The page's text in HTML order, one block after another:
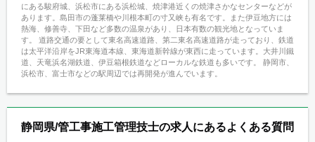
にある駿府城、浜松市にある浜松城、焼津港近くの焼津さかなセンターなどが
あります。島田市の蓬莱橋や川根本町の寸又峡も有名です。また伊豆地方には
熱海、修善寺、下田など多数の温泉があり、日本有数の観光地となっていま
す。 道路交通の要として東名高速道路、第二東名高速道路が走っており、鉄道
は太平洋沿岸をJR東海道本線、東海道新幹線が東西に走っています。大井川鐵
道、天竜浜名湖鉄道、伊豆箱根鉄道などローカルな鉄道も多いです。 静岡市、
浜松市、富士市などの駅周辺では再開発が進んでいます。
静岡県/管工事施工管理技士の求人にあるよくある質問